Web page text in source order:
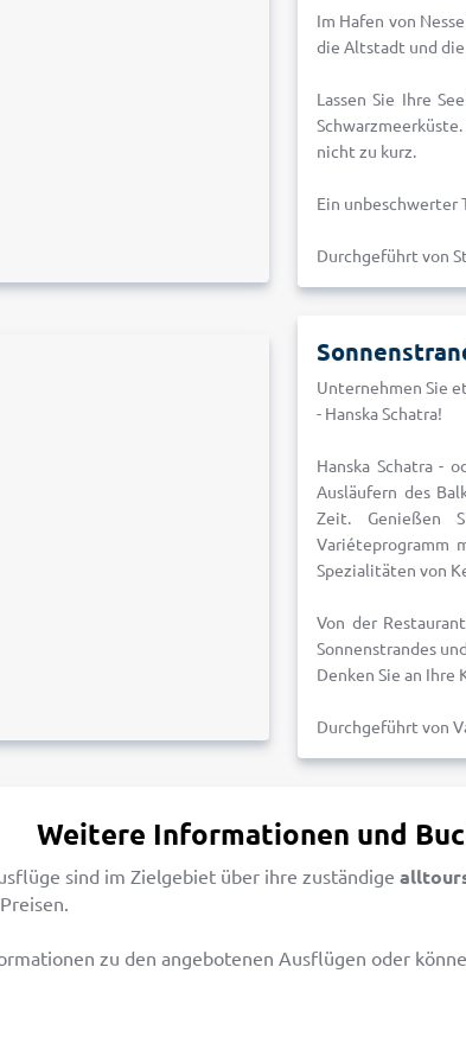
Im Hafen von
die Altstadt und die
Lassen Sie Ihre
nicht zu kurz.
Ein unbeschwerter
Durchgeführt von
Unternehmen Sie
- Hanska Schatra!
Hanska Schatra -
Ausläufern des
Zeit. Genießen
Variéteprogramm
Spezialitäten von
Von der
Sonnenstrandes
Denken Sie an
Durchgeführt von
Weitere Informationen und
sind im Zielgebiet über ihre zuständige
zu den angebotenen Ausflügen oder